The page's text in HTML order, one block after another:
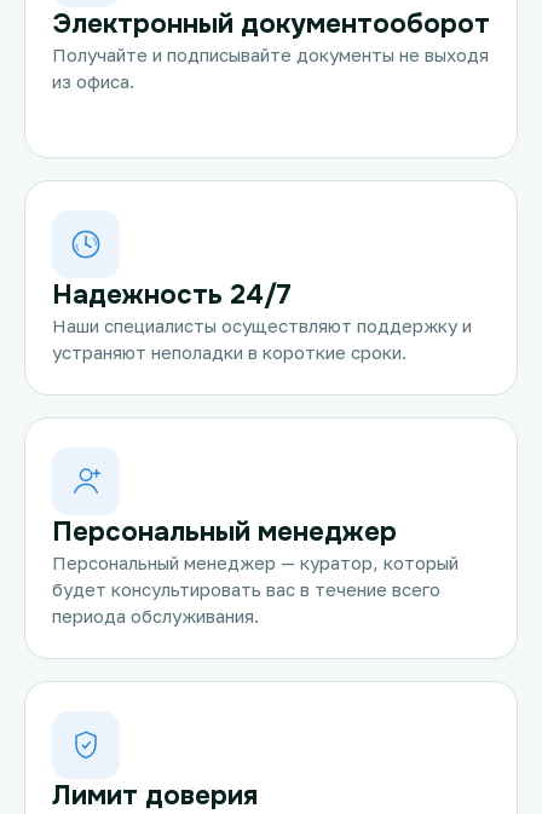
Электронный документооборот
Получайте и подписывайте документы не выходя
из офиса.
Надежность 24/7
Наши специалисты осуществляют поддержку и
устраняют неполадки в короткие сроки.
Персональный менеджер
Персональный менеджер — куратор, который
будет консультировать вас в течение всего
периода обслуживания.
Лимит доверия